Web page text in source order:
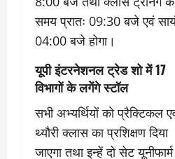
समय प्रातः 09:30 बजे एवं
04:00 बजे होगा।
यूपी इंटरनेशनल ट्रेड शो में 17
विभागों के लगेंगे स्टॉल
सभी अभ्यर्थियों को प्रैक्टिकल
थ्यौरी क्लास का प्रशिक्षण दिया
जाएगा तथा इन्हें दो सेट यूनीफार्म